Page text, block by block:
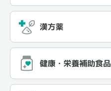
漢方薬
健康・栄養補助食品